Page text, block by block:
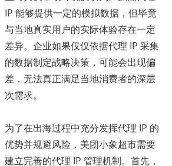
IP 能够提供一定的模拟数据，但毕竟
与当地真实用户的实际体验存在一定
差异。企业如果仅仅依据代理 IP 采集
的数据制定战略决策，可能会出现偏
差，无法真正满足当地消费者的深层
次需求。
为了在出海过程中充分发挥代理 IP 的
优势并规避风险，美团小象超市需要
建立完善的代理 IP 管理机制。首先，